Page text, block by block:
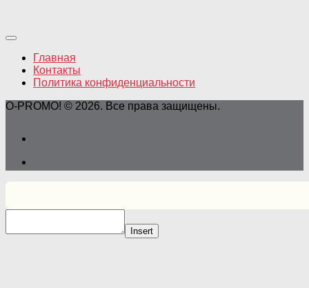
Главная
Контакты
Политика конфиденциальности
O-PROMO! © 2026. Все права защищены.
Insert